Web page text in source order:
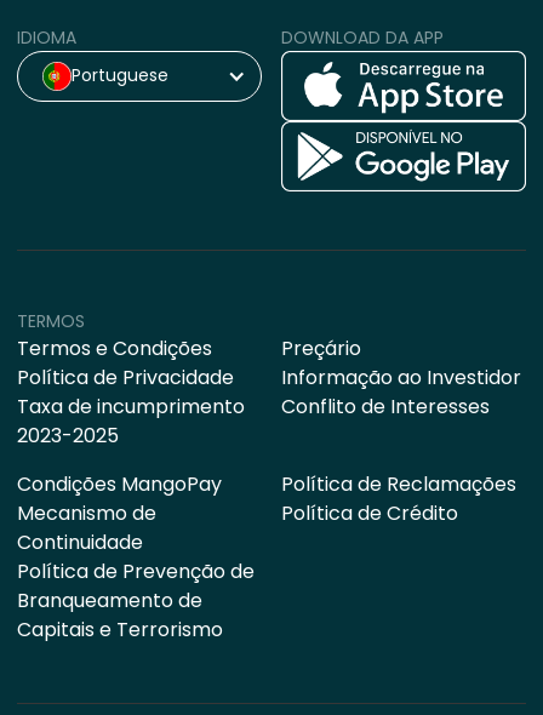
IDIOMA
Portuguese
DOWNLOAD DA APP
TERMOS
Termos e Condições
Política de Privacidade
Taxa de incumprimento
2023-2025
Preçário
Informação ao Investidor
Conflito de Interesses
Condições MangoPay
Mecanismo de
Continuidade
Política de Prevenção de
Branqueamento de
Capitais e Terrorismo
Política de Reclamações
Política de Crédito